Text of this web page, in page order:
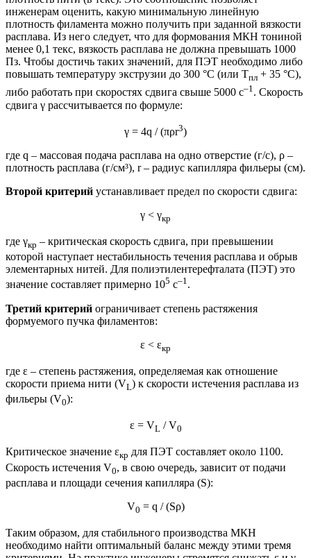
инженерам оценить, какую минимальную линейную
плотность филамента можно получить при заданной вязкости
расплава. Из него следует, что для формования МКН тониной
менее 0,1 текс, вязкость расплава не должна превышать 1000
Пз. Чтобы достичь таких значений, для ПЭТ необходимо либо
повышать температуру экструзии до 300 °С (или Тпл + 35 °С),
либо работать при скоростях сдвига свыше 5000 с–1. Скорость
сдвига γ рассчитывается по формуле:
γ = 4q / (πρr3)
где q – массовая подача расплава на одно отверстие (г/с), ρ –
плотность расплава (г/см³), r – радиус капилляра фильеры (см).
Второй критерий устанавливает предел по скорости сдвига:
γ < γкр
где γкр – критическая скорость сдвига, при превышении
которой наступает нестабильность течения расплава и обрыв
элементарных нитей. Для полиэтилентерефталата (ПЭТ) это
значение составляет примерно 105 с–1.
Третий критерий ограничивает степень растяжения
формуемого пучка филаментов:
ε < εкр
где ε – степень растяжения, определяемая как отношение
скорости приема нити (VL) к скорости истечения расплава из
фильеры (V0):
ε = VL / V0
Критическое значение εкр для ПЭТ составляет около 1100.
Скорость истечения V0, в свою очередь, зависит от подачи
расплава и площади сечения капилляра (S):
V0 = q / (Sρ)
Таким образом, для стабильного производства МКН
необходимо найти оптимальный баланс между этими тремя